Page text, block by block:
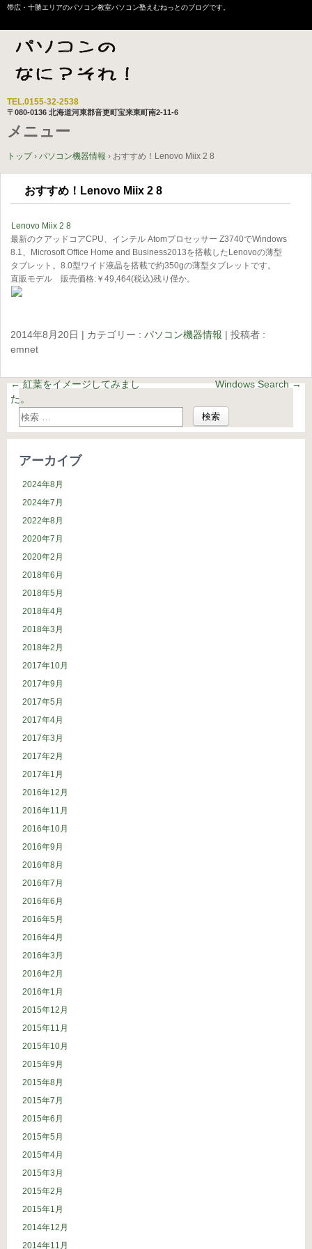
帯広・十勝エリアのパソコン教室パソコン塾えむねっとのブログです。
TEL.0155-32-2538
〒080-0136 北海道河東郡音更町宝来東町南2-11-6
メニュー
へ
ス
キ
ッ
プ
トップ › パソコン機器情報 › おすすめ！Lenovo Miix 2 8
おすすめ！Lenovo Miix 2 8
Lenovo Miix 2 8
最新のクアッドコアCPU、インテル Atomプロセッサー Z3740でWindows
8.1、Microsoft Office Home and Business2013を搭載したLenovoの薄型
タブレット。8.0型ワイド液晶を搭載で約350gの薄型タブレットです。
直販モデル 販売価格:￥49,464(税込)残り僅か。
2014年8月20日 | カテゴリー :パソコン機器情報 |投稿者 :
emnet
←紅葉をイメージしてみまし
た。
Windows Search→
アーカイブ
2024年8月
2024年7月
2022年8月
2020年7月
2020年2月
2018年6月
2018年5月
2018年4月
2018年3月
2018年2月
2017年10月
2017年9月
2017年5月
2017年4月
2017年3月
2017年2月
2017年1月
2016年12月
2016年11月
2016年10月
2016年9月
2016年8月
2016年7月
2016年6月
2016年5月
2016年4月
2016年3月
2016年2月
2016年1月
2015年12月
2015年11月
2015年10月
2015年9月
2015年8月
2015年7月
2015年6月
2015年5月
2015年4月
2015年3月
2015年2月
2015年1月
2014年12月
2014年11月